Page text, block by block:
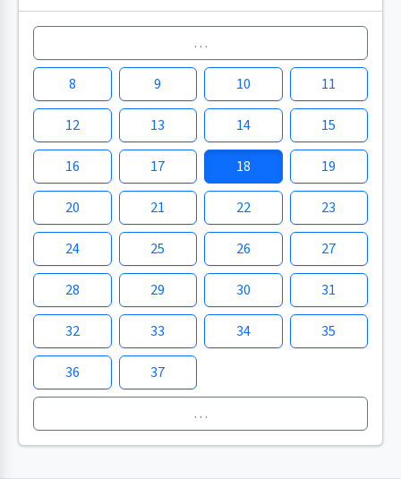
…
8 9 10 11
12 13 14 15
16 17 18 19
20 21 22 23
24 25 26 27
28 29 30 31
32 33 34 35
36 37
…